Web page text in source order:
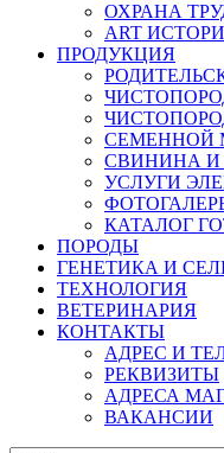
ОХРАНА
ART
ПРОДУКЦИЯ
СЕМЕННОЙ
СВИНИНА И
УСЛУГИ
КАТАЛОГ
ПОРОДЫ
ГЕНЕТИКА И
ТЕХНОЛОГИЯ
ВЕТЕРИНАРИЯ
КОНТАКТЫ
АДРЕС И
РЕКВИЗИТЫ
АДРЕСА
ВАКАНСИИ